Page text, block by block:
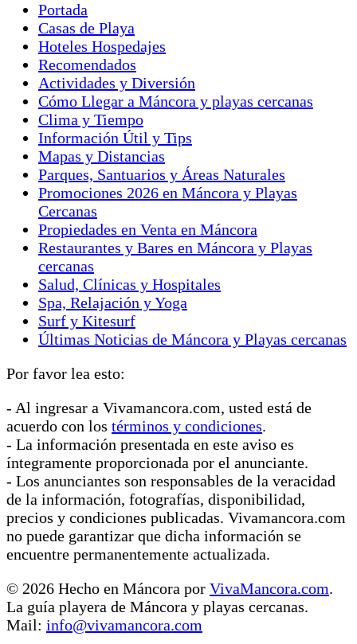
Portada
Casas de Playa
Hoteles Hospedajes
Recomendados
Actividades y Diversión
Cómo Llegar a Máncora y playas cercanas
Clima y Tiempo
Información Útil y Tips
Mapas y Distancias
Parques, Santuarios y Áreas Naturales
Promociones 2026 en Máncora y Playas
Cercanas
Propiedades en Venta en Máncora
Restaurantes y Bares en Máncora y Playas
cercanas
Salud, Clínicas y Hospitales
Spa, Relajación y Yoga
Surf y Kitesurf
Últimas Noticias de Máncora y Playas cercanas
Por favor lea esto:
- Al ingresar a Vivamancora.com, usted está de
acuerdo con los términos y condiciones.
- La información presentada en este aviso es
íntegramente proporcionada por el anunciante.
- Los anunciantes son responsables de la veracidad
de la información, fotografías, disponibilidad,
precios y condiciones publicadas. Vivamancora.com
no puede garantizar que dicha información se
encuentre permanentemente actualizada.
© 2026 Hecho en Máncora por VivaMancora.com.
La guía playera de Máncora y playas cercanas.
Mail: info@vivamancora.com